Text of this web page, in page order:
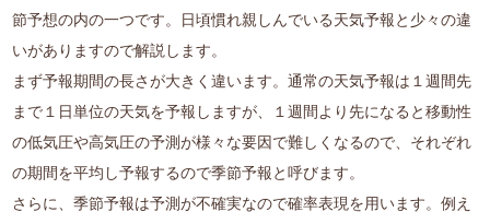
節予想の内の一つです。日頃慣れ親しんでいる天気予報と少々の違
いがありますので解説します。
まず予報期間の長さが大きく違います。通常の天気予報は１週間先
まで１日単位の天気を予報しますが、１週間より先になると移動性
の低気圧や高気圧の予測が様々な要因で難しくなるので、それぞれ
の期間を平均し予報するので季節予報と呼びます。
さらに、季節予報は予測が不確実なので確率表現を用います。例え